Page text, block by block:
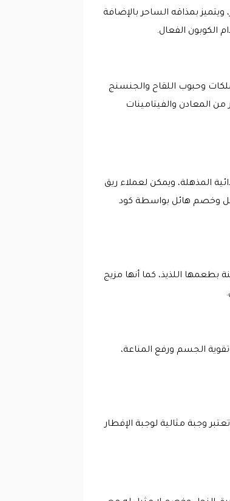
بمذاقه الساحر بالإضافة
وحبوب اللقاح والجنسنج
المعادن والفيتامينات
المذهلة، ويمكن لعملاء ريق
وخصم هائل بواسطة كود
اللذيذ، كما أنها مزيج
الجسم ورفع المناعة،
وجبة مثالية لوجبة الإفطار